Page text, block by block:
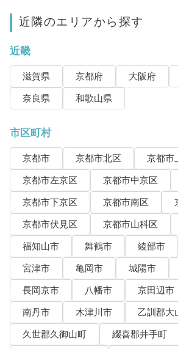
近隣のエリアから探す
近畿
滋賀県 京都府 大阪府
奈良県
和歌山県
市区町村
京都市 京都市北区
京都市
京都市左京区
京都市中京区
京都市下京区
京都市南区
京都市伏見区
京都市山科区
福知山市
舞鶴市 綾部市
宮津市
亀岡市 城陽市
長岡京市
八幡市 京田辺市
南丹市
木津川市
乙訓郡大
久世郡久御山町
綴喜郡井手町